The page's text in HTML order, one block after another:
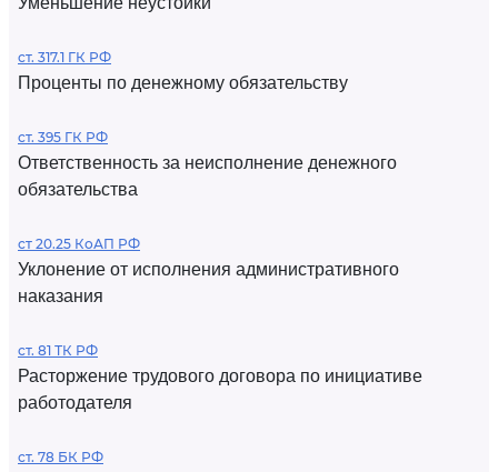
ст. 317.1 ГК РФ
Проценты по денежному обязательству
ст. 395 ГК РФ
Ответственность за неисполнение денежного
обязательства
ст 20.25 КоАП РФ
Уклонение от исполнения административного
наказания
ст. 81 ТК РФ
Расторжение трудового договора по инициативе
работодателя
ст. 78 БК РФ